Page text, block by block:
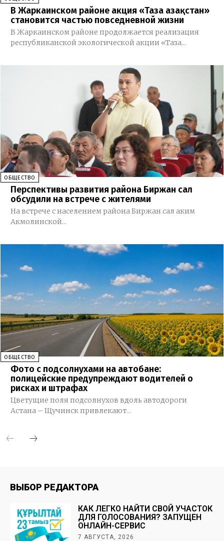
В Жаркаинском районе акция «Таза Қазақстан»
становится частью повседневной жизни
В Жаркаинском районе продолжается реализация
республиканской экологической акции «Таза...
ОБЩЕСТВО
Перспективы развития района Биржан сал
обсудили на встрече с жителями
На встрече с населением района Биржан сал аким
Акмолинской...
ОБЩЕСТВО
Фото с подсолнухами на автобане:
полицейские предупреждают водителей о
рисках и штрафах
Цветущие поля подсолнухов вдоль автодороги
Астана – Щучинск привлекают...
ВЫБОР РЕДАКТОРА
КАК ЛЕГКО НАЙТИ СВОЙ УЧАСТОК
ДЛЯ ГОЛОСОВАНИЯ? ЗАПУЩЕН
ОНЛАЙН-СЕРВИС
7 АВГУСТА, 2026